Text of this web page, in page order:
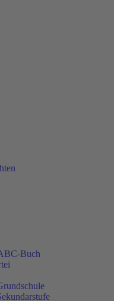
Buch